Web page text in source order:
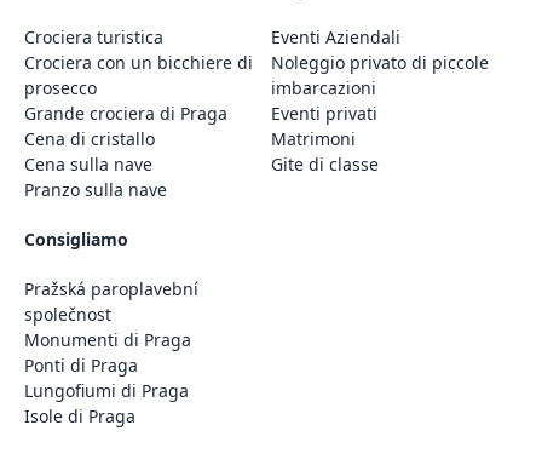
Crociera turistica
Crociera con un bicchiere di
prosecco
Grande crociera di Praga
Cena di cristallo
Cena sulla nave
Pranzo sulla nave
Eventi Aziendali
Noleggio privato di piccole
imbarcazioni
Eventi privati
Matrimoni
Gite di classe
Consigliamo
Pražská paroplavební
společnost
Monumenti di Praga
Ponti di Praga
Lungofiumi di Praga
Isole di Praga